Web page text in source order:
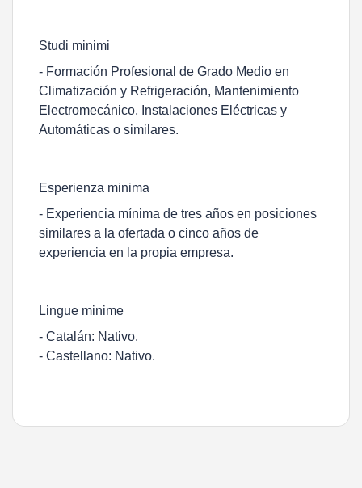
Studi minimi
- Formación Profesional de Grado Medio en
Climatización y Refrigeración, Mantenimiento
Electromecánico, Instalaciones Eléctricas y
Automáticas o similares.
Esperienza minima
- Experiencia mínima de tres años en posiciones
similares a la ofertada o cinco años de
experiencia en la propia empresa.
Lingue minime
- Catalán: Nativo.
- Castellano: Nativo.